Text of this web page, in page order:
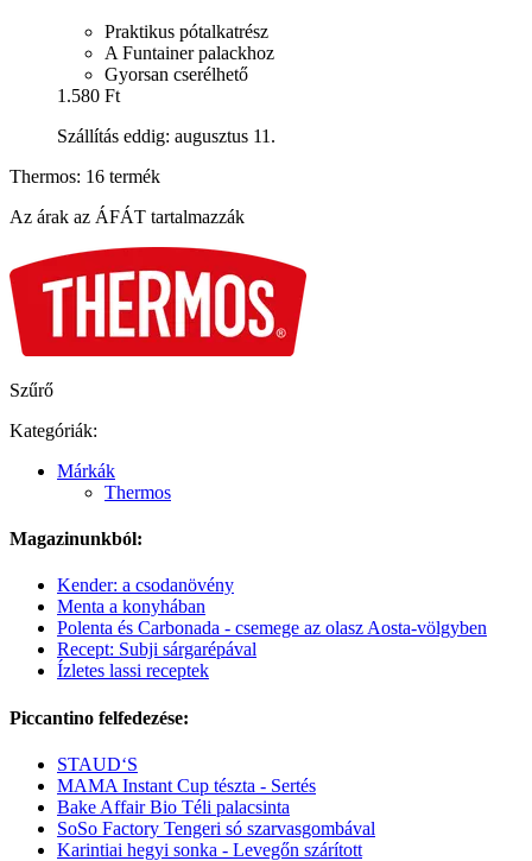
Praktikus pótalkatrész
A Funtainer palackhoz
Gyorsan cserélhető
1.580 Ft
Szállítás eddig: augusztus 11.
Thermos: 16 termék
Az árak az ÁFÁT tartalmazzák
Szűrő
Kategóriák:
Márkák
Thermos
Magazinunkból:
Kender: a csodanövény
Menta a konyhában
Polenta és Carbonada - csemege az olasz Aosta-völgyben
Recept: Subji sárgarépával
Ízletes lassi receptek
Piccantino felfedezése:
STAUD‘S
MAMA Instant Cup tészta - Sertés
Bake Affair Bio Téli palacsinta
SoSo Factory Tengeri só szarvasgombával
Karintiai hegyi sonka - Levegőn szárított